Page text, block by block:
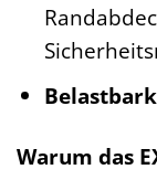
Warum das